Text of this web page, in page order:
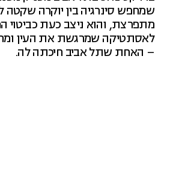
שמחפש סינרגיה בין יוקרה שקטה
מתפרצת, והוא ניצב כעת כביטוי
לאסתטיקה שמרגשת את העין
– האחת שתל אביב חיכתה לה.